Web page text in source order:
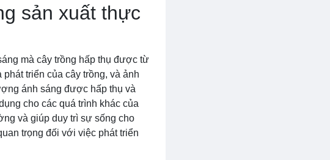
sản xuất thực
mà cây trồng hấp thụ được từ
triển của cây trồng, và ảnh
ánh sáng được hấp thụ và
cho các quá trình khác của
và giúp duy trì sự sống cho
trọng đối với việc phát triển